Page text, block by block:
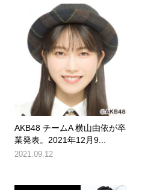
AKB48 チームA 横山由依が卒
業発表。2021年12月9...
2021.09.12